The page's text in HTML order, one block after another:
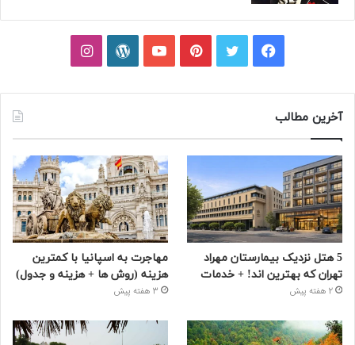
فیسبوکتوییترپینتریستیوتیوبوردپرساینستاگرام
آخرین مطالب
5 هتل نزدیک بیمارستان مهراد
تهران که بهترین‌ اند! + خدمات
2 هفته پیش
مهاجرت به اسپانیا با کمترین
هزینه (روش ها + هزینه و جدول)
3 هفته پیش